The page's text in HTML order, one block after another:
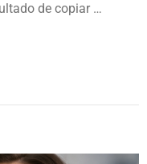
de copiar …